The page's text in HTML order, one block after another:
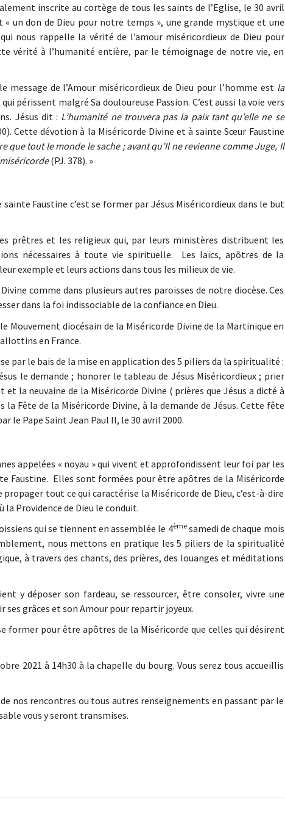
inscrite au cortège de tous les saints de l’Eglise, le 30 avril
« un don de Dieu pour notre temps », une grande mystique et une
nous rappelle la vérité de l’amour miséricordieux de Dieu pour
vérité à l’humanité entière, par le témoignage de notre vie, en
de l’Amour miséricordieux de Dieu pour l’homme est la
périssent malgré Sa douloureuse Passion. C’est aussi la voie vers
Jésus dit : L’humanité ne trouvera pas la paix tant qu’elle ne se
Cette dévotion à la Miséricorde Divine et à sainte Sœur Faustine
que tout le monde le sache ; avant qu’Il ne revienne comme Juge, Il
(PJ. 378). »
Faustine c’est se former par Jésus Miséricordieux dans le but
prêtres et les religieux qui, par leurs ministères distribuent les
nécessaires à toute vie spirituelle. Les laïcs, apôtres de la
exemple et leurs actions dans tous les milieux de vie.
comme dans plusieurs autres paroisses de notre diocèse. Ces
dans la foi indissociable de la confiance en Dieu.
Mouvement diocésain de la Miséricorde Divine de la Martinique en
en France.
par le bais de la mise en application des 5 piliers da la spiritualité :
le demande ; honorer le tableau de Jésus Miséricordieux ; prier
la neuvaine de la Miséricorde Divine ( prières que Jésus a dicté à
la Fête de la Miséricorde Divine, à la demande de Jésus. Cette fête
le Pape Saint Jean Paul II, le 30 avril 2000.
appelées « noyau » qui vivent et approfondissent leur foi par les
Faustine. Elles sont formées pour être apôtres de la Miséricorde
tout ce qui caractérise la Miséricorde de Dieu, c’est-à-dire
Providence de Dieu le conduit.
qui se tiennent en assemblée le 4èmesamedi de chaque mois
nous mettons en pratique les 5 piliers de la spiritualité
à travers des chants, des prières, des louanges et méditations
y déposer son fardeau, se ressourcer, être consoler, vivre une
grâces et son Amour pour repartir joyeux.
former pour être apôtres de la Miséricorde que celles qui désirent
2021 à 14h30 à la chapelle du bourg. Vous serez tous accueillis
nos rencontres ou tous autres renseignements en passant par le
vous y seront transmises.